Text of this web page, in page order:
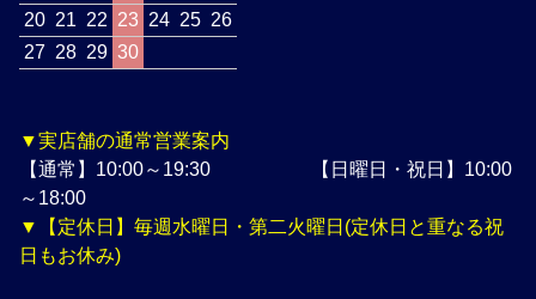
20 21 22 23 24 25 26
27 28 29 30
▼実店舗の通常営業案内
【通常】10:00～19:30 【日曜日・祝日】10:00
～18:00
▼【定休日】毎週水曜日・第二火曜日(定休日と重なる祝
日もお休み)